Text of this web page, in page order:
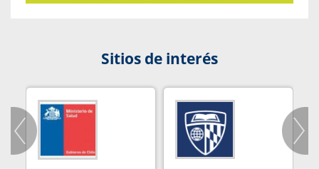
Sitios de interés